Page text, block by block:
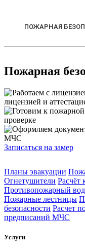
ПОЖАРНАЯ
Пожарная
лицензией и
проверке
МЧС
Записаться на замер
Планы эвакуации
Огнетушители Расчёт
Противопожарный
Пожарные лестницы
безопасности Расчет
предписаний МЧС
Услуги